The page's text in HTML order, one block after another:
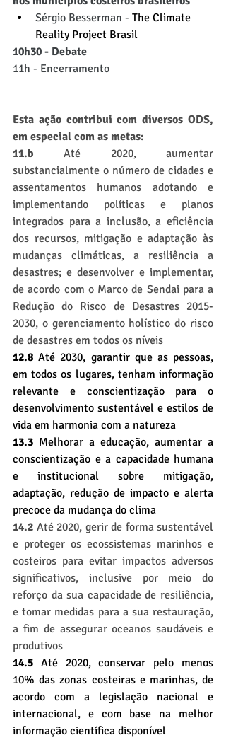
Sérgio Besserman - The Climate
Reality Project Brasil
10h30 - Debate
11h - Encerramento
Esta ação contribui com diversos ODS,
em especial com as metas:
11.b Até 2020, aumentar
substancialmente o número de cidades e
assentamentos humanos adotando e
implementando políticas e planos
integrados para a inclusão, a eficiência
dos recursos, mitigação e adaptação às
mudanças climáticas, a resiliência a
desastres; e desenvolver e implementar,
de acordo com o Marco de Sendai para a
Redução do Risco de Desastres 2015-
2030, o gerenciamento holístico do risco
de desastres em todos os níveis
12.8 Até 2030, garantir que as pessoas,
em todos os lugares, tenham informação
relevante e conscientização para o
desenvolvimento sustentável e estilos de
vida em harmonia com a natureza
13.3 Melhorar a educação, aumentar a
conscientização e a capacidade humana
e institucional sobre mitigação,
adaptação, redução de impacto e alerta
precoce da mudança do clima
14.2 Até 2020, gerir de forma sustentável
e proteger os ecossistemas marinhos e
costeiros para evitar impactos adversos
significativos, inclusive por meio do
reforço da sua capacidade de resiliência,
e tomar medidas para a sua restauração,
a fim de assegurar oceanos saudáveis e
produtivos
14.5 Até 2020, conservar pelo menos
10% das zonas costeiras e marinhas, de
acordo com a legislação nacional e
internacional, e com base na melhor
informação científica disponível